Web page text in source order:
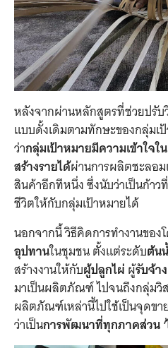
หลังจากผ่านหลักสูตรที่ช่วยป
แบบดั้งเดิมตามทักษะของกลุ่มเ
ว่ากลุ่มเป้าหมายมีความเข้าใจ
สร้างรายได้ผ่านการผลิตชะลอ
สินค้าอีกทีหนึ่ง ซึ่งนับว่าเป็นก้
ชีวิตให้กับกลุ่มเป้าหมายได้
นอกจากนี้ วิธีคิดการทำงานของ
อุปทานในชุมชน ตั้งแต่ระดับต้น
สร้างงานให้กับผู้ปลูกไผ่ ผู้รับจ้า
มาเป็นผลิตภัณฑ์ ไปจนถึงกลุ่มวิ
ผลิตภัณฑ์เหล่านี้ไปใช้เป็นจุดขา
ว่าเป็นการพัฒนาที่ทุกภาคส่วน ‘